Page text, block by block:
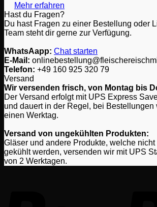
Mehr erfahren
Hast du Fragen?
Du hast Fragen zu einer Bestellung oder
Team steht dir gerne zur Verfügung.
WhatsAapp: Chat starten
E-Mail:
Telefon: ‎+49 160 925 320 79
Versand
Wir versenden frisch, von Montag bis
Der Versand erfolgt mit UPS Express
und dauert in der Regel, bei Bestellungen
einen Werktag.
Versand von ungekühlten Produkten:
Gläser und andere Produkte, welche
gekühlt werden, versenden wir mit UPS
von 2 Werktagen.